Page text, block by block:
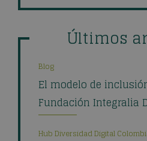
Últimos
Blog
El modelo de
Fundación Integralia
Hub Diversidad Digital